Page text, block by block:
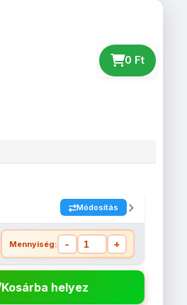
0 Ft
Módosítás
Mennyiség: - +
Kosárba helyez